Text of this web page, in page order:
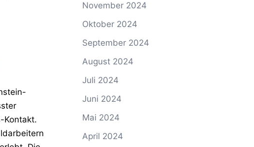
Kontakt.
November 2024
Oktober 2024
September 2024
August 2024
Juli 2024
Juni 2024
Mai 2024
April 2024